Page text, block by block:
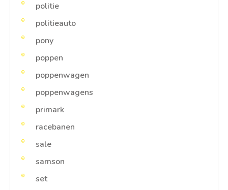
politie
politieauto
pony
poppen
poppenwagen
poppenwagens
primark
racebanen
sale
samson
set